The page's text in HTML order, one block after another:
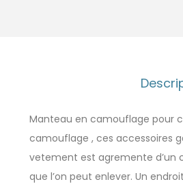
Manteau en camouflage pour
camouflage , ces accessoires
vetement est agremente d’un
que l’on peut enlever. Un